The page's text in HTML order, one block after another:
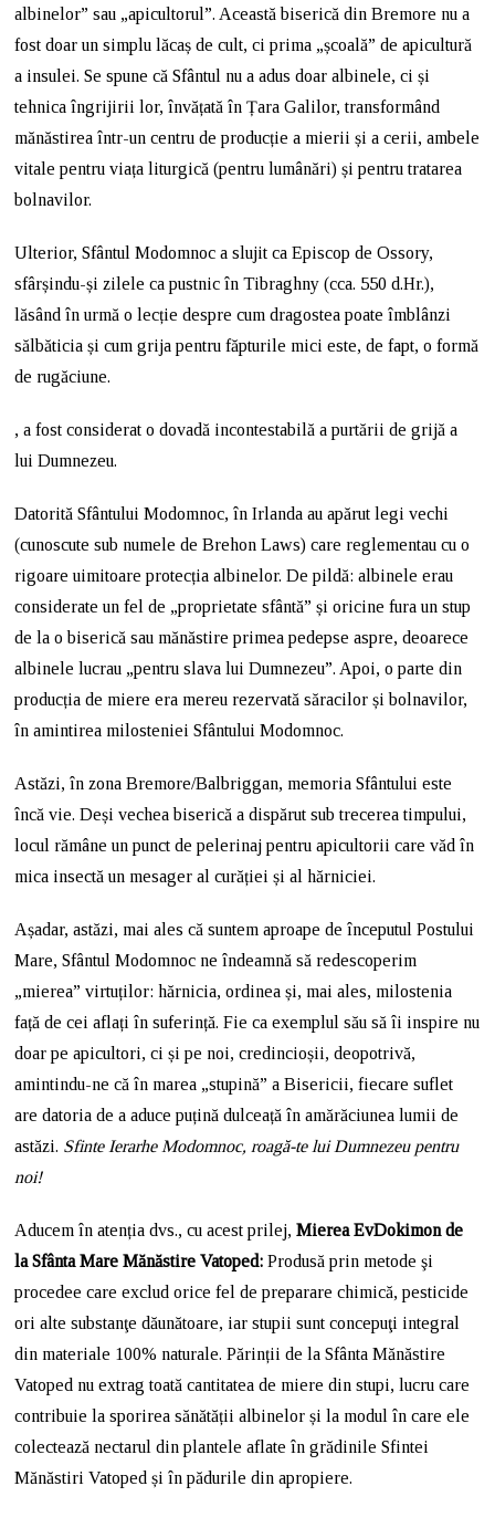
albinelor” sau „apicultorul”. Această biserică din Bremore nu a
fost doar un simplu lăcaș de cult, ci prima „școală” de apicultură
a insulei. Se spune că Sfântul nu a adus doar albinele, ci și
tehnica îngrijirii lor, învățată în Țara Galilor, transformând
mănăstirea într-un centru de producție a mierii și a cerii, ambele
vitale pentru viața liturgică (pentru lumânări) și pentru tratarea
bolnavilor.
Ulterior, Sfântul Modomnoc a slujit ca Episcop de Ossory,
sfârșindu-și zilele ca pustnic în Tibraghny (cca. 550 d.Hr.),
lăsând în urmă o lecție despre cum dragostea poate îmblânzi
sălbăticia și cum grija pentru făpturile mici este, de fapt, o formă
de rugăciune.
, a fost considerat o dovadă incontestabilă a purtării de grijă a
lui Dumnezeu.
Datorită Sfântului Modomnoc, în Irlanda au apărut legi vechi
(cunoscute sub numele de Brehon Laws) care reglementau cu o
rigoare uimitoare protecția albinelor. De pildă: albinele erau
considerate un fel de „proprietate sfântă” și oricine fura un stup
de la o biserică sau mănăstire primea pedepse aspre, deoarece
albinele lucrau „pentru slava lui Dumnezeu”. Apoi, o parte din
producția de miere era mereu rezervată săracilor și bolnavilor,
în amintirea milosteniei Sfântului Modomnoc.
Astăzi, în zona Bremore/Balbriggan, memoria Sfântului este
încă vie. Deși vechea biserică a dispărut sub trecerea timpului,
locul rămâne un punct de pelerinaj pentru apicultorii care văd în
mica insectă un mesager al curăției și al hărniciei.
Așadar, astăzi, mai ales că suntem aproape de începutul Postului
Mare, Sfântul Modomnoc ne îndeamnă să redescoperim
„mierea” virtuților: hărnicia, ordinea și, mai ales, milostenia
față de cei aflați în suferință. Fie ca exemplul său să îi inspire nu
doar pe apicultori, ci și pe noi, credincioșii, deopotrivă,
amintindu-ne că în marea „stupină” a Bisericii, fiecare suflet
are datoria de a aduce puțină dulceață în amărăciunea lumii de
astăzi. Sfinte Ierarhe Modomnoc, roagă-te lui Dumnezeu pentru
noi!
Aducem în atenția dvs., cu acest prilej,Mierea EvDokimon de
la Sfânta Mare Mănăstire Vatoped:Produsă prin metode şi
procedee care exclud orice fel de preparare chimică, pesticide
ori alte substanţe dăunătoare, iar stupii sunt concepuţi integral
din materiale 100% naturale. Părinții de la Sfânta Mănăstire
Vatoped nu extrag toată cantitatea de miere din stupi, lucru care
contribuie la sporirea sănătății albinelor și la modul în care ele
colectează nectarul din plantele aflate în grădinile Sfintei
Mănăstiri Vatoped și în pădurile din apropiere.